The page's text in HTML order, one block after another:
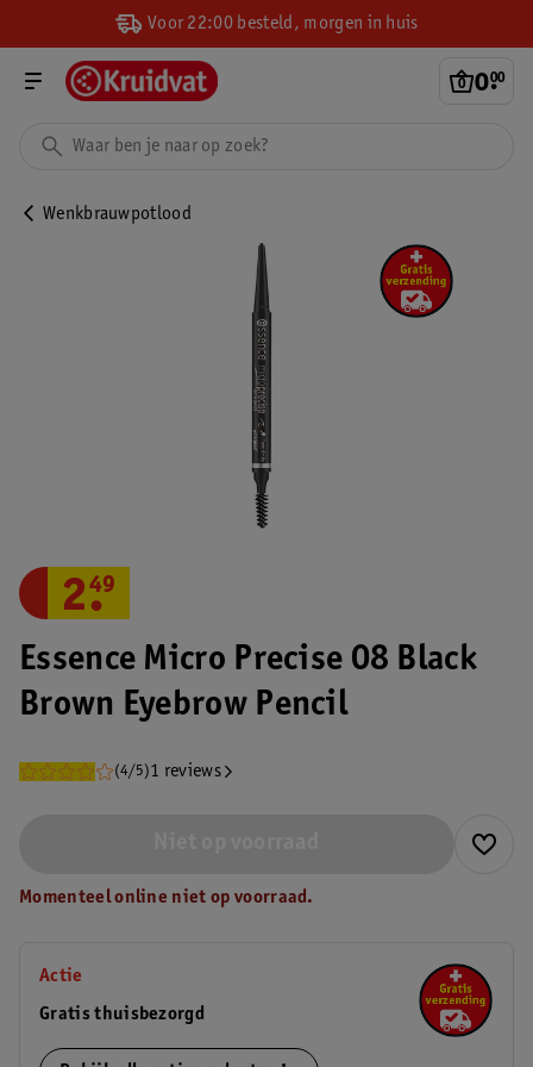
Voor 22:00 besteld, morgen in huis
0.
00
Wenkbrauwpotlood
Essence Micro Precise 08 Black
Brown Eyebrow Pencil
(4/5)1 reviews
2.
49
Momenteel online niet op voorraad.
Actie
Gratis thuisbezorgd